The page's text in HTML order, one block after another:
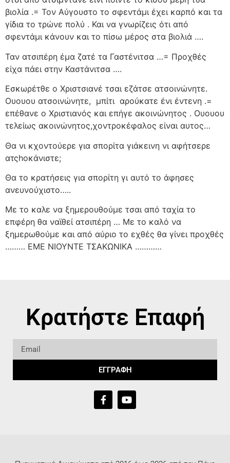
βιολία .= Τον Αύγουστο το σφεντάμι έχει καρπό και τα
γίδια το τρώνε πολύ . Και να γνωρίζεις ότι από
σφεντάμι κάνουν και το πίσω μέρος στα βιολιά ….
Ταν ατσιπέρη έμα ζατέ τα Γαστένιτσα …= Προχθές
είχα πάει στην Καστάνιτσα ….
Εσκωρέτθε ο Χριστσιανέ τσαι εζάτσε ατσοινώνητε.
Ουουου ατσοινώνητε, μπίτι αρούκατε ένι έντενη .=
επέθανε ο Χριστιανός και επήγε ακοινώνητος . Ουουου
τελείως ακοινώνητος,χοντροκέφαλος είναι αυτος…
Θα νι κχοντούερε για σπορίτα γιάκεινη νι αφήτσερε
ατςhοκάνιστε;
Θα το κρατήσεις για σπορίτη γι αυτό το άφησες
ανευνούχιστο…..
Με το καλε να ξημερουθούμε τσαι από ταχία το
επφέρη θα ναϊθεί ατσιπέρη … Με το καλό να
ξημερωθούμε και από αύριο το εχθές θα γίνει προχθές
……… ΕΜΕ ΝΙΟΥΝΤΕ ΤΣΑΚΩΝΙΚΑ …………
Κρατήστε Επαφή
ΕΓΓΡΑΦΗ